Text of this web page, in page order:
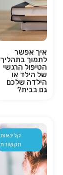
איך אפשר
לתמוך בתהליך
הטיפול הרגשי
של הילד או
הילדה שלכם
גם בבית?
קלינאות
תקשורת